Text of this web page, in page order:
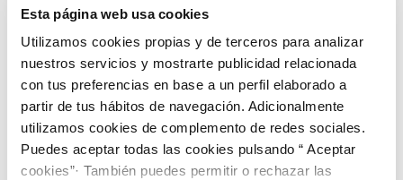
Esta página web usa cookies
Utilizamos cookies propias y de terceros para analizar
nuestros servicios y mostrarte publicidad relacionada
con tus preferencias en base a un perfil elaborado a
partir de tus hábitos de navegación. Adicionalmente
utilizamos cookies de complemento de redes sociales.
Puedes aceptar todas las cookies pulsando “ Aceptar
cookies”· También puedes permitir o rechazar las
Aquona alerta de una posible estafa en
nombre del servicio de agua en Baltanás y
Villaviudas